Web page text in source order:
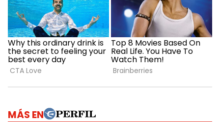
MÁS EN